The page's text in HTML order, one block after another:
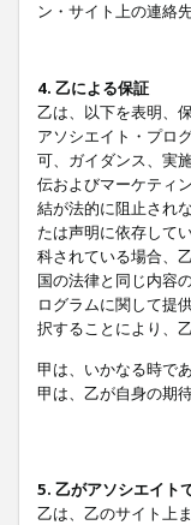
ン・サイト上の連絡
4. 乙による保証
乙は、以下を表明、
アソシエイト・プロ
可、ガイダンス、実
伝およびマーケティ
結が法的に阻止され
たは声明に依存して
科されている場合、
国の法律と同じ内容
ログラムに関して提
択することにより、
甲は、いかなる時で
甲は、乙が自身の期
5. 乙がアソシエイト
乙は、乙のサイト上